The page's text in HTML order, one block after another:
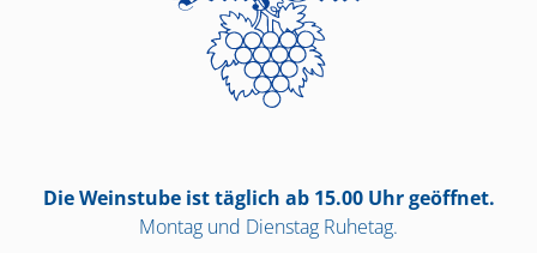
Die Weinstube ist täglich ab 15.00 Uhr geöffnet.
Montag und Dienstag Ruhetag.